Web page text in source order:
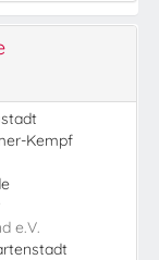
Kempf
e.V.